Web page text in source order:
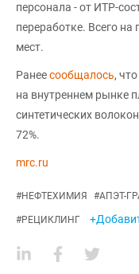
персонала - от ИТР-
переработке. Всего
мест.
Ранеесообщалось,
на внутреннем рынке
синтетических
72%.
mrc.ru
#НЕФТЕХИМИЯ #АПЭТ-
#РЕЦИКЛИНГ